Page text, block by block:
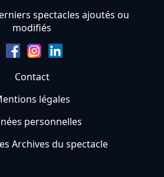
spectacles ajoutés ou
modifiés
Contact
légales
personnelles
Archives du spectacle